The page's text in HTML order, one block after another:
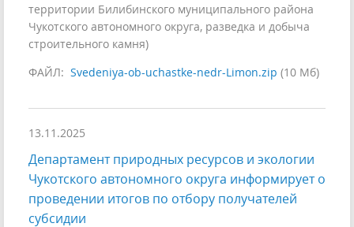
территории Билибинского муниципального района
Чукотского автономного округа, разведка и добыча
строительного камня)
ФАЙЛ: Svedeniya-ob-uchastke-nedr-Limon.zip (10 Мб)
13.11.2025
Департамент природных ресурсов и экологии
Чукотского автономного округа информирует о
проведении итогов по отбору получателей
субсидии